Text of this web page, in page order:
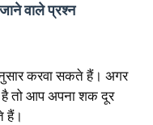
वाले प्रश्न
करवा सकते हैं। अगर
तो आप अपना शक दूर
हैं।